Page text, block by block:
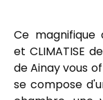
Ce
et CLIMATISE
de Ainay vous
se compose